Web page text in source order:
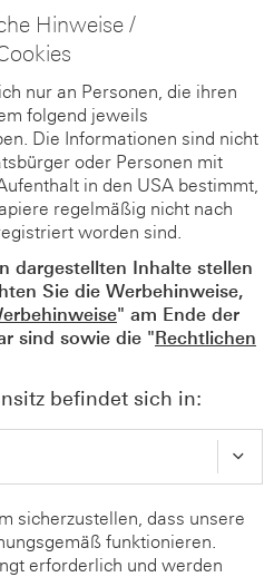
Hinweise /
nur an Personen, die ihren
folgend jeweils
Die Informationen sind nicht
oder Personen mit
in den USA bestimmt,
regelmäßig nicht nach
worden sind.
dargestellten Inhalte stellen
Sie die Werbehinweise,
" am Ende der
sind sowie die "Rechtlichen
befindet sich in:
sicherzustellen, dass unsere
funktionieren.
erforderlich und werden